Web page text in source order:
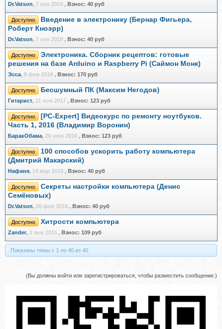
Dr.Vatson, 7 сен 2019 , Взнос: 40 руб
Доступно
Введение в электронику (Бернар Фигьера,
Роберт Кноэрр)
Dr.Vatson, 7 сен 2019 , Взнос: 40 руб
Доступно
Электроника. Сборник рецептов: готовые
решения на базе Arduino и Raspberry Pi (Саймон Монк)
Эсса, 8 фев 2019 , Взнос: 170 руб
Доступно Бесшумный ПК (Максим Негодов)
Гитарист, 21 ноя 2017 , Взнос: 123 руб
Доступно
[PC-Expert] Видеокурс по ремонту ноутбуков.
Часть 1, 2016 (Владимир Воронин)
БаракОбама, 26 июл 2016 , Взнос: 123 руб
Доступно
100 способов ускорить работу компьютера
(Дмитрий Макарский)
Нафаня, 14 мар 2016 , Взнос: 40 руб
Доступно
Секреты настройки компьютера (Денис
Семёновых)
Dr.Vatson, 26 фев 2016 , Взнос: 40 руб
Доступно Хитрости компьютера
Zander, 3 янв 2015 , Взнос: 109 руб
Показаны темы с 1 по 40 из 40
(Вы должны войти или зарегистрироваться, чтобы разместить сообщение.)